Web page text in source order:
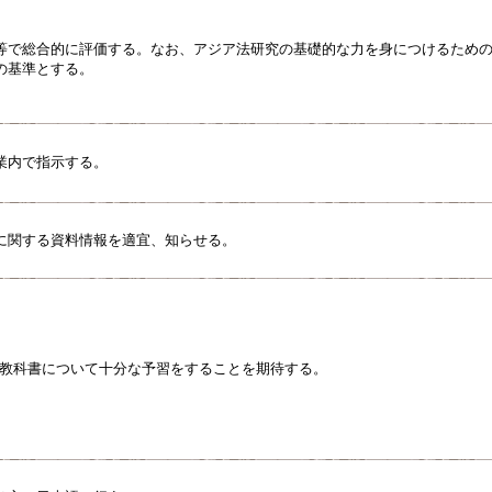
で総合的に評価する。なお、アジア法研究の基礎的な力を身につけるため
準とする。
で指示する。
する資料情報を適宜、知らせる。
科書について十分な予習をすることを期待する。